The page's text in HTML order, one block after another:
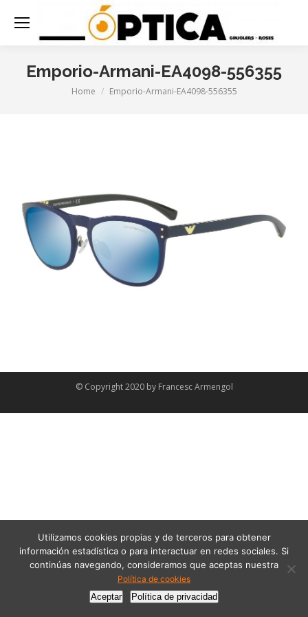
Emporio-Armani-EA4098-556355
You are here:
Home Emporio-Armani-EA4098-556355
© Copyright 2020 by Francesc Armengol
Utilizamos cookies propias y de terceros para obtener
información estadística o para interactuar en redes sociales. Si
continúas navegando, consideramos que aceptas nuestra
Política de cookies
Aceptar
Política de privacidad